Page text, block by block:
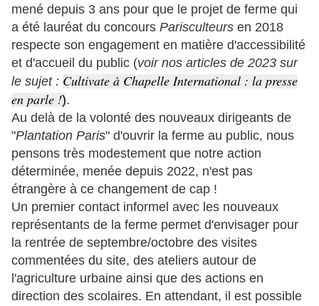
mené depuis 3 ans pour que le projet de ferme qui
a été lauréat du concours Parisculteurs en 2018
respecte son engagement en matière d'accessibilité
et d'accueil du public (voir nos articles de 2023 sur
le sujet : Cultivate à Chapelle International : la presse
en parle !).
Au delà de la volonté des nouveaux dirigeants de
"Plantation Paris" d'ouvrir la ferme au public, nous
pensons très modestement que notre action
déterminée, menée depuis 2022, n'est pas
étrangère à ce changement de cap !
Un premier contact informel avec les nouveaux
représentants de la ferme permet d'envisager pour
la rentrée de septembre/octobre des visites
commentées du site, des ateliers autour de
l'agriculture urbaine ainsi que des actions en
direction des scolaires. En attendant, il est possible